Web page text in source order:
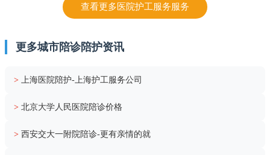
查看更多医院护工服务服务
更多城市陪诊陪护资讯
> 上海医院陪护-上海护工服务公司
> 北京大学人民医院陪诊价格
> 西安交大一附院陪诊-更有亲情的就